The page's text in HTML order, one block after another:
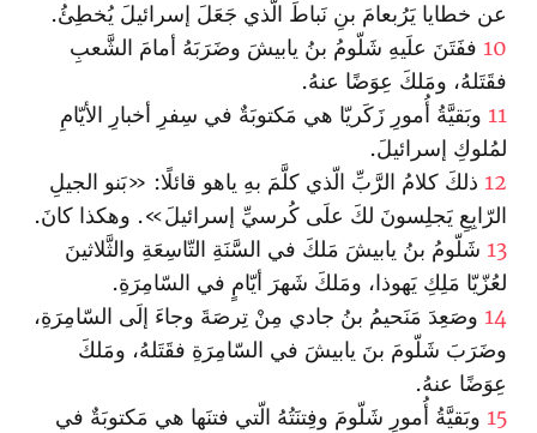
عن خطايا يَرُبعامَ بنِ نَباطَ الّذي جَعَلَ إسرائيلَ يُخطِئُ.
10 ففَتَنَ علَيهِ شَلّومُ بنُ يابيشَ وضَرَبَهُ أمامَ الشَّعبِ
فقَتَلهُ، ومَلكَ عِوَضًا عنهُ.
11 وبَقيَّةُ أُمورِ زَكَريّا هي مَكتوبَةٌ في سِفرِ أخبارِ الأيّامِ
لمُلوكِ إسرائيلَ.
12 ذلكَ كلامُ الرَّبِّ الّذي كلَّمَ بهِ ياهو قائلًا: «بَنو الجيلِ
الرّابِعِ يَجلِسونَ لكَ علَى كُرسيِّ إسرائيلَ». وهكذا كانَ.
13 شَلّومُ بنُ يابيشَ مَلكَ في السَّنَةِ التّاسِعَةِ والثَّلاثينَ
لعُزّيّا مَلِكِ يَهوذا، ومَلكَ شَهرَ أيّامٍ في السّامِرَةِ.
14 وصَعِدَ مَنَحيمُ بنُ جادي مِنْ تِرصَةَ وجاءَ إلَى السّامِرَةِ،
وضَرَبَ شَلّومَ بنَ يابيشَ في السّامِرَةِ فقَتَلهُ، ومَلكَ
عِوَضًا عنهُ.
15 وبَقيَّةُ أُمورِ شَلّومَ وفِتنَتُهُ الّتي فتنَها هي مَكتوبَةٌ في